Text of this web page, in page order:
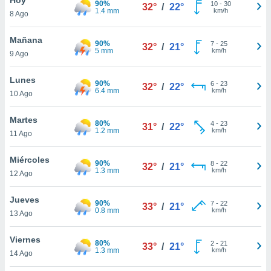
y
en
más
de
8 Ago
90%
1.4 mm
32° / 22° 10- 30
km/h
Mañana
9 Ago
90%
5 mm
32° / 21° 7- 25
km/h
Lunes
10 Ago
90%
6.4 mm
32° / 22° 6- 23
km/h
Martes
11 Ago
80%
1.2 mm
31° / 22° 4- 23
km/h
Miércoles
12 Ago
90%
1.3 mm
32° / 21° 8- 22
km/h
Jueves
13 Ago
90%
0.8 mm
33° / 21° 7- 22
km/h
Viernes
14 Ago
80%
1.3 mm
33° / 21° 2- 21
km/h